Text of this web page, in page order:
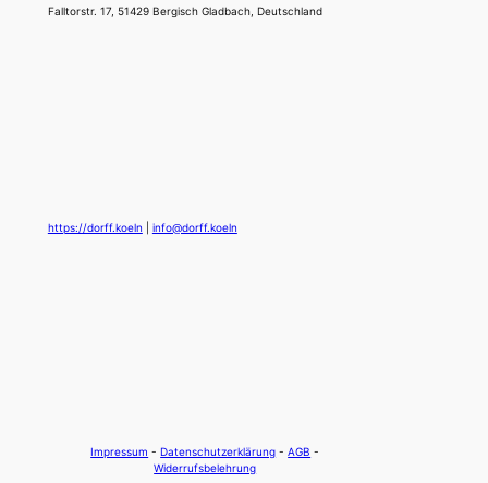
Falltorstr. 17, 51429 Bergisch Gladbach, Deutschland
https://dorff.koeln info@dorff.koeln
Impressum - Datenschutzerklärung -AGB -
Widerrufsbelehrung